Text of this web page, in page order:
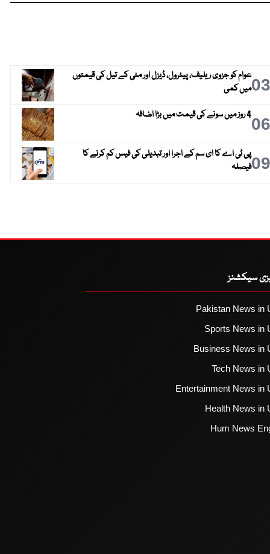
03عوام کو جزوی ریلیف، پیٹرول، ڈیزل اور مٹی کے تیل کی قیمتوں
میں کمی
064 روز میں سونے کی قیمت میں بڑا اضافہ
09پی ٹی اے کا ای سم کے اجرا اور تبدیلی کی فیس کم کرنے کا
فیصلہ
سیکشنز
Pakistan News in
Sports News in
Business News in
Tech News in
Entertainment News in
Health News in
Hum News